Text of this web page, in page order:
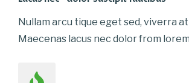
Nullam arcu tique eget sed, viverra
Maecenas lacus nec dolor from